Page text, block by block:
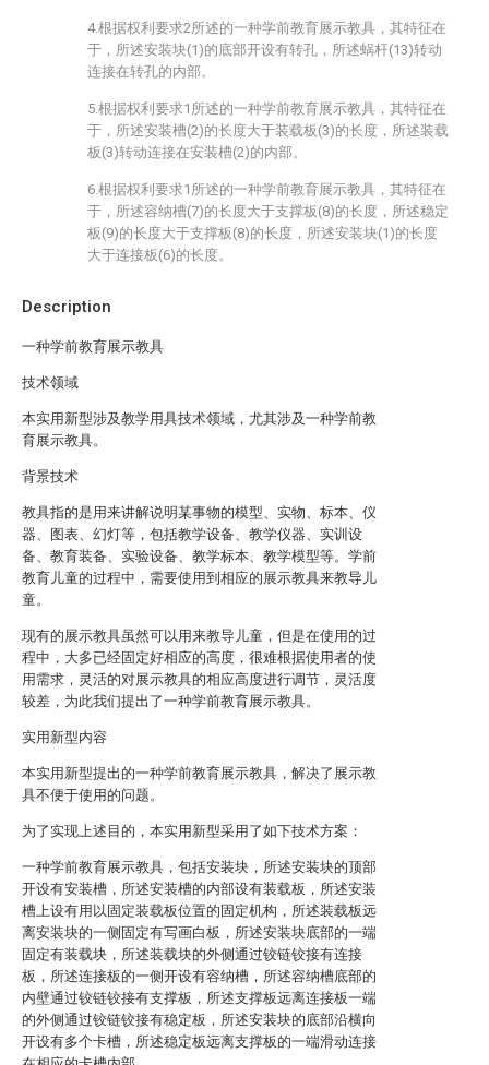
Description
一种学前教育展示教具
技术领域
本实用新型涉及教学用具技术领域，尤其涉及一种学前教
育展示教具。
背景技术
教具指的是用来讲解说明某事物的模型、实物、标本、仪
器、图表、幻灯等，包括教学设备、教学仪器、实训设
备、教育装备、实验设备、教学标本、教学模型等。学前
教育儿童的过程中，需要使用到相应的展示教具来教导儿
童。
现有的展示教具虽然可以用来教导儿童，但是在使用的过
程中，大多已经固定好相应的高度，很难根据使用者的使
用需求，灵活的对展示教具的相应高度进行调节，灵活度
较差，为此我们提出了一种学前教育展示教具。
实用新型内容
本实用新型提出的一种学前教育展示教具，解决了展示教
具不便于使用的问题。
为了实现上述目的，本实用新型采用了如下技术方案：
一种学前教育展示教具，包括安装块，所述安装块的顶部
开设有安装槽，所述安装槽的内部设有装载板，所述安装
槽上设有用以固定装载板位置的固定机构，所述装载板远
离安装块的一侧固定有写画白板，所述安装块底部的一端
固定有装载块，所述装载块的外侧通过铰链铰接有连接
板，所述连接板的一侧开设有容纳槽，所述容纳槽底部的
内壁通过铰链铰接有支撑板，所述支撑板远离连接板一端
的外侧通过铰链铰接有稳定板，所述安装块的底部沿横向
开设有多个卡槽，所述稳定板远离支撑板的一端滑动连接
4.根据权利要求2所述的一种学前教育展示教具，其特征在
于，所述安装块(1)的底部开设有转孔，所述蜗杆(13)转动
连接在转孔的内部。
5.根据权利要求1所述的一种学前教育展示教具，其特征在
于，所述安装槽(2)的长度大于装载板(3)的长度，所述装载
板(3)转动连接在安装槽(2)的内部。
6.根据权利要求1所述的一种学前教育展示教具，其特征在
于，所述容纳槽(7)的长度大于支撑板(8)的长度，所述稳定
板(9)的长度大于支撑板(8)的长度，所述安装块(1)的长度
大于连接板(6)的长度。